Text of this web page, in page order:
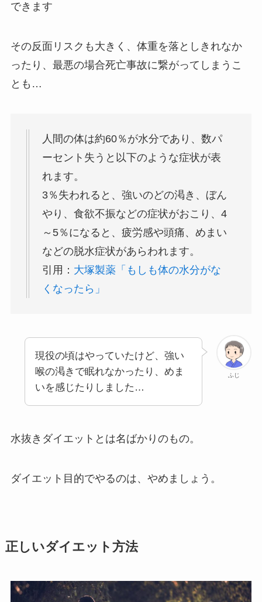
できます
その反面リスクも大きく、体重を落としきれなか
ったり、最悪の場合死亡事故に繋がってしまうこ
とも…
人間の体は約60％が水分であり、数パ
ーセント失うと以下のような症状が表
れます。
3％失われると、強いのどの渇き、ぼん
やり、食欲不振などの症状がおこり、4
～5％になると、疲労感や頭痛、めまい
などの脱水症状があらわれます。
引用： 大塚製薬「もしも体の水分がな
くなったら」
ふじ
現役の頃はやっていたけど、強い
喉の渇きで眠れなかったり、めま
いを感じたりしました…
水抜きダイエットとは名ばかりのもの。
ダイエット目的でやるのは、やめましょう。
正しいダイエット方法